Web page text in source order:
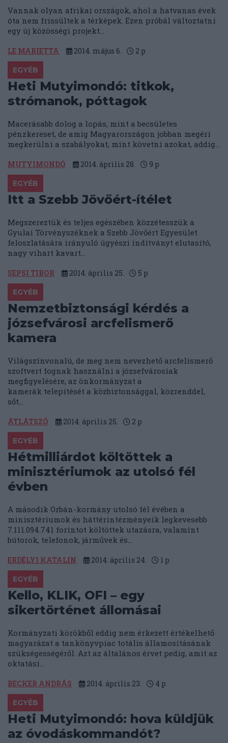
Vannak olyan afrikai országok, ahol a hatvanas évek
óta nem frissültek a térképek. Ezen próbál változtatni
egy új közösségi projekt...
LE MARIETTA 2014. május 6. 2 p
EGYÉB
Heti Mutyimondó: titkok,
strómanok, póttagok
Macerásabb dolog a lopás, mint a becsületes
pénzkereset, de amíg Magyarországon jobban megéri
megkerülni a szabályokat, mint követni azokat, addig...
MUTYIMONDÓ 2014. április 28. 9 p
EGYÉB
Itt a Szebb Jövőért-ítélet
Megszereztük és teljes egészében közzétesszük a
Gyulai Törvényszéknek a Szebb Jövőért Egyesület
feloszlatására irányuló ügyészi indítványt elutasító,
nagy vihart kavart...
SEPSI TIBOR 2014. április 25. 5 p
EGYÉB
Nemzetbiztonsági kérdés a
józsefvárosi arcfelismerő
kamera
Világszínvonalú, de meg nem nevezhető arcfelismerő
szoftvert fognak használni a józsefvárosiak
megfigyelésére, az önkormányzat a
kamerák telepítését a közbiztonsággal, közrenddel,
sőt...
ÁTLÁTSZÓ 2014. április 25. 2 p
EGYÉB
Hétmilliárdot költöttek a
minisztériumok az utolsó fél
évben
A második Orbán-kormány utolsó fél évében a
minisztériumok és háttérintézményeik legkevesebb
7.111.094.741 forintot költöttek utazásra, valamint
bútorok, telefonok, járművek és...
ERDÉLYI KATALIN 2014. április 24. 1 p
EGYÉB
Kello, KLIK, OFI – egy
sikertörténet állomásai
Kormányzati körökből eddig nem érkezett értékelhető
magyarázat a tankönyvpiac totális államosításának
szükségességéről. Azt az általános érvet pedig, amit az
oktatási...
BECKER ANDRÁS 2014. április 23. 4 p
EGYÉB
Heti Mutyimondó: hova küldjük
az óvodáskommandót?